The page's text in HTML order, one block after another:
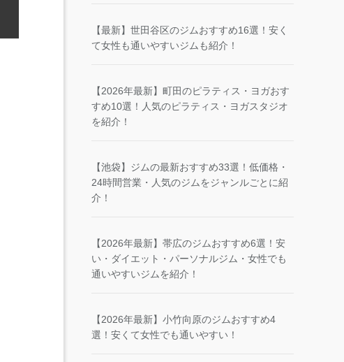
【最新】世田谷区のジムおすすめ16選！安く
て女性も通いやすいジムも紹介！
【2026年最新】町田のピラティス・ヨガおす
すめ10選！人気のピラティス・ヨガスタジオ
を紹介！
【池袋】ジムの最新おすすめ33選！低価格・
24時間営業・人気のジムをジャンルごとに紹
介！
【2026年最新】帯広のジムおすすめ6選！安
い・ダイエット・パーソナルジム・女性でも
通いやすいジムを紹介！
【2026年最新】小竹向原のジムおすすめ4
選！安くて女性でも通いやすい！